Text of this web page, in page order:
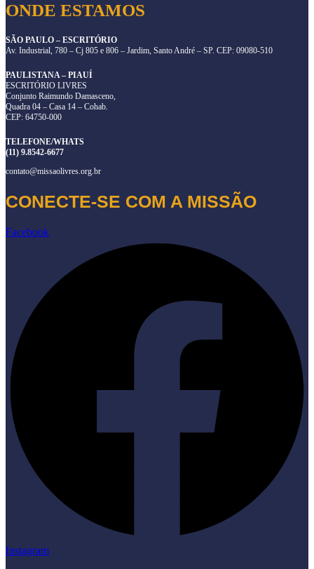
ONDE ESTAMOS
SÃO PAULO – ESCRITÓRIO
Av. Industrial, 780 – Cj 805 e 806 – Jardim, Santo André – SP. CEP: 09080-510
PAULISTANA – PIAUÍ
ESCRITÓRIO LIVRES
Conjunto Raimundo Damasceno,
Quadra 04 – Casa 14 – Cohab.
CEP: 64750-000
TELEFONE/WHATS
(11) 9.8542-6677
contato@missaolivres.org.br
CONECTE-SE COM A MISSÃO
Facebook
Instagram